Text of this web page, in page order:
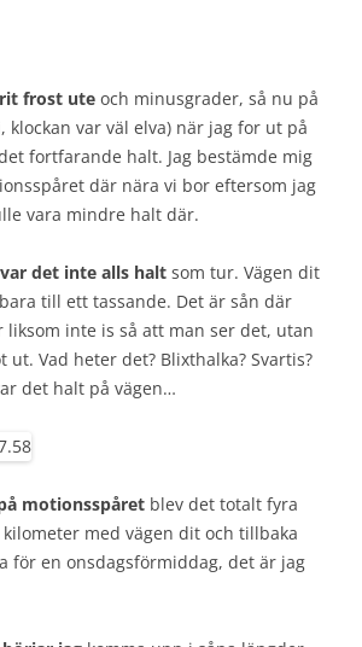
frost ute och minusgrader, så nu på
klockan var väl elva) när jag for ut på
fortfarande halt. Jag bestämde mig
där nära vi bor eftersom jag
vara mindre halt där.
det inte alls halt som tur. Vägen dit
till ett tassande. Det är sån där
liksom inte is så att man ser det, utan
ut. Vad heter det? Blixthalka? Svartis?
det halt på vägen…
motionsspåret blev det totalt fyra
med vägen dit och tillbaka
för en onsdagsförmiddag, det är jag